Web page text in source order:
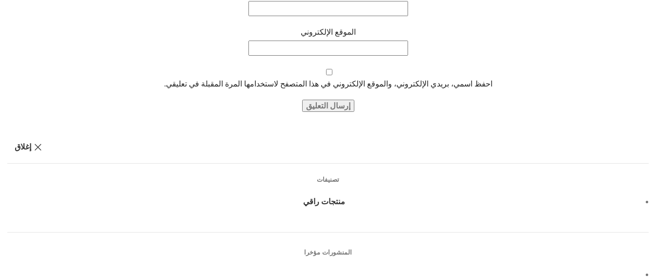
الموقع الإلكتروني
احفظ اسمي، بريدي الإلكتروني، والموقع الإلكتروني في هذا المتصفح لاستخدامها المرة المقبلة في تعليقي.
إغلاق
تصنيفات
منتجات راقي
المنشورات مؤخرا